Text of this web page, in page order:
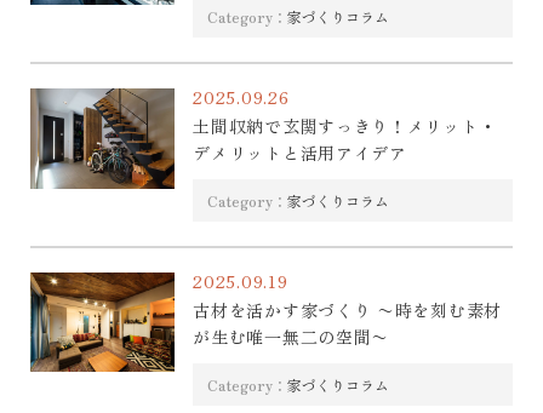
Category： 家づくりコラム
2025.09.26
土間収納で玄関すっきり！メリット・
デメリットと活用アイデア
Category： 家づくりコラム
2025.09.19
古材を活かす家づくり 〜時を刻む素材
が生む唯一無二の空間〜
Category： 家づくりコラム